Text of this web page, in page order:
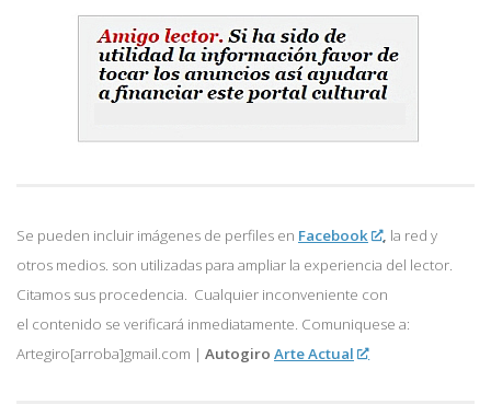
Se pueden incluir imágenes de perfiles en Facebook , la red y
otros medios. son utilizadas para ampliar la experiencia del lector.
Citamos sus procedencia. Cualquier inconveniente con
el contenido se verificará inmediatamente. Comuniquese a:
Artegiro[arroba]gmail.com | Autogiro Arte Actual